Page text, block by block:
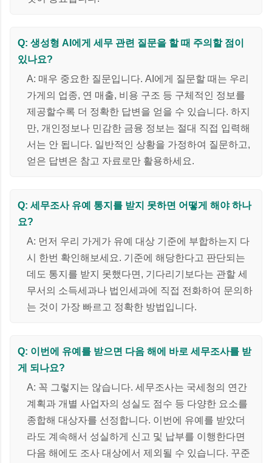
Q: 생성형 AI에게 세무 관련 질문을 할 때 주의할 점이
있나요?
A: 매우 중요한 질문입니다. AI에게 질문할 때는 우리
가게의 업종, 연 매출, 비용 구조 등 구체적인 정보를
제공할수록 더 정확한 답변을 얻을 수 있습니다. 하지
만, 개인정보나 민감한 금융 정보는 절대 직접 입력해
서는 안 됩니다. 일반적인 상황을 가정하여 질문하고,
얻은 답변은 참고 자료로만 활용하세요.
Q: 세무조사 유예 통지를 받지 못하면 어떻게 해야 하나
요?
A: 먼저 우리 가게가 유예 대상 기준에 부합하는지 다
시 한번 확인해보세요. 기준에 해당한다고 판단되는
데도 통지를 받지 못했다면, 기다리기보다는 관할 세
무서의 소득세과나 법인세과에 직접 전화하여 문의하
는 것이 가장 빠르고 정확한 방법입니다.
Q: 이번에 유예를 받으면 다음 해에 바로 세무조사를 받
게 되나요?
A: 꼭 그렇지는 않습니다. 세무조사는 국세청의 연간
계획과 개별 사업자의 성실도 점수 등 다양한 요소를
종합해 대상자를 선정합니다. 이번에 유예를 받았더
라도 계속해서 성실하게 신고 및 납부를 이행한다면
다음 해에도 조사 대상에서 제외될 수 있습니다. 꾸준